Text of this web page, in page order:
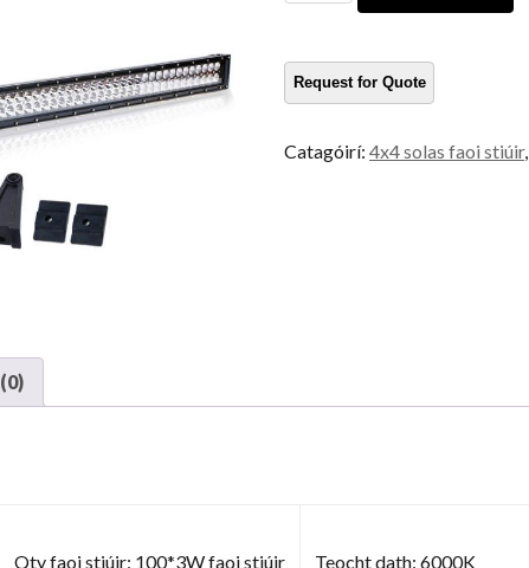
stiúir
cainníocht
Catagóirí: 4x4 solas faoi stiúir,
Qty faoi stiúir: 100*3W faoi stiúir Teocht dath: 6000K